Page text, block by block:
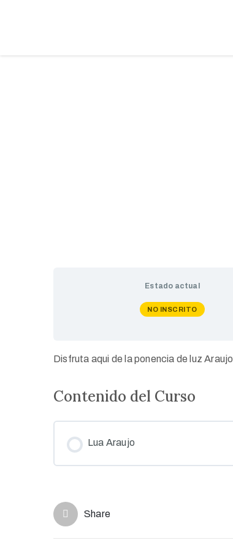
Estado actual
NO INSCRITO
Disfruta aqui de la ponencia de luz Araujo
Contenido del Curso
Lua Araujo
Share